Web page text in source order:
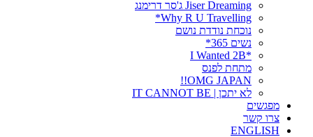
Jiser Dreaming ג'סר דרימנג
Why R U Travelling*
נוכחת נודדת נושם
נשים 365*
*I Wanted 2B
מתחת לפנס
OMG JAPAN!!
לא יתכן | IT CANNOT BE
מפגשים
צרו קשר
ENGLISH